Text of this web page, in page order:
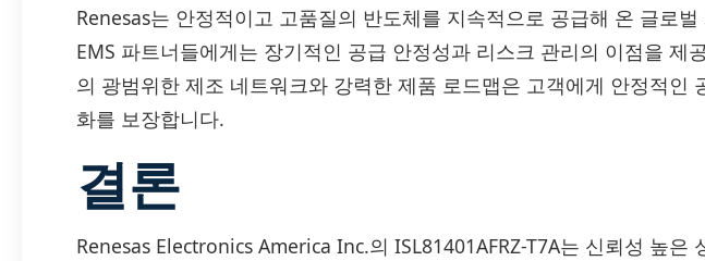
Renesas는 안정적이고 고품질의 반도체를 지속적으로 공급해 온 글로
EMS 파트너들에게는 장기적인 공급 안정성과 리스크 관리의 이점을 제
의 광범위한 제조 네트워크와 강력한 제품 로드맵은 고객에게 안정적인
화를 보장합니다.
결론
Renesas Electronics America Inc.의 ISL81401AFRZ-T7A는 신뢰성 높은